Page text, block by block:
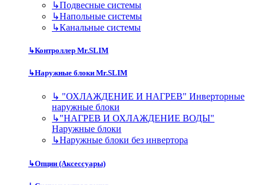
↳Подвесные системы
↳Напольные системы
↳Канальные системы
↳Контроллер Mr.SLIM
↳Наружные блоки Mr.SLIM
↳ "ОХЛАЖДЕНИЕ И НАГРЕВ" Инверторные
наружные блоки
↳"НАГРЕВ И ОХЛАЖДЕНИЕ ВОДЫ"
Наружные блоки
↳Наружные блоки без инвертора
↳Опции (Аксессуары)